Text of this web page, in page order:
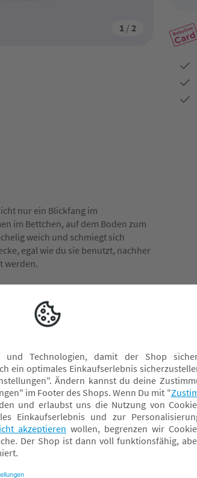
1 /2
nur ein Blickfang im
im Bettchen, auf dem Boden zum
weich und schmiegt sich
egal wie du sie benutzt, nachher
werden.